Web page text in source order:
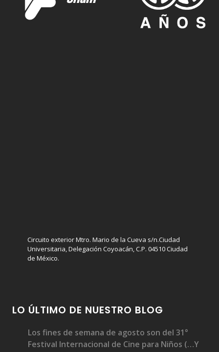
Circuito exterior Mtro. Mario de la Cueva s/n.Ciudad
Universitaria, Delegación Coyoacán, C.P. 04510 Ciudad
de México.
LO ÚLTIMO DE NUESTRO BLOG
Los fines de semana de agosto son del 31°
Festival Internacional de Cine para Niños (…Y